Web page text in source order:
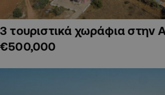
3 τουριστικά χωράφια στην
€500,000